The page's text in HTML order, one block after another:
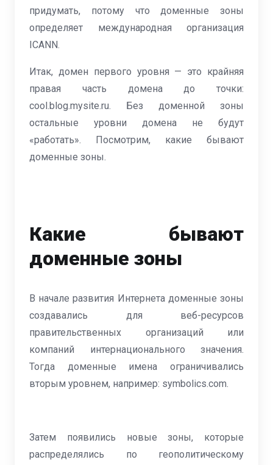
придумать, потому что доменные зоны
определяет международная организация
ICANN.
Итак, домен первого уровня — это крайняя
правая часть домена до точки:
cool.blog.mysite.ru. Без доменной зоны
остальные уровни домена не будут
«работать». Посмотрим, какие бывают
доменные зоны.
Какие бывают
доменные зоны
В начале развития Интернета доменные зоны
создавались для веб-ресурсов
правительственных организаций или
компаний интернационального значения.
Тогда доменные имена ограничивались
вторым уровнем, например: symbolics.com.
Затем появились новые зоны, которые
распределялись по геополитическому